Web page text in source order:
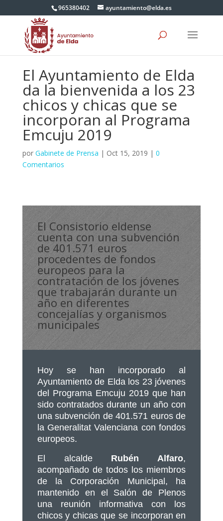
965380402 ayuntamiento@elda.es
El Ayuntamiento de Elda
da la bienvenida a los 23
chicos y chicas que se
incorporan al Programa
Emcuju 2019
por Gabinete de Prensa | Oct 15, 2019 | 0
Comentarios
El Consistorio eldense
cuenta con una subvención
de 401.571 euros
procedentes de fondos
europeos para la
contratación de los jóvenes
que trabajarán durante un
año en diferentes
concejalías y organismos
municipales
Hoy se han incorporado al
Ayuntamiento de Elda los 23 jóvenes
del Programa Emcuju 2019 que han
sido contratados durante un año con
una subvención de 401.571 euros de
la Generalitat Valenciana con fondos
europeos.
El alcalde Rubén Alfaro,
acompañado de todos los miembros
de la Corporación Municipal, ha
mantenido en el Salón de Plenos
una reunión informativa con los
chicos y chicas que se incorporan en